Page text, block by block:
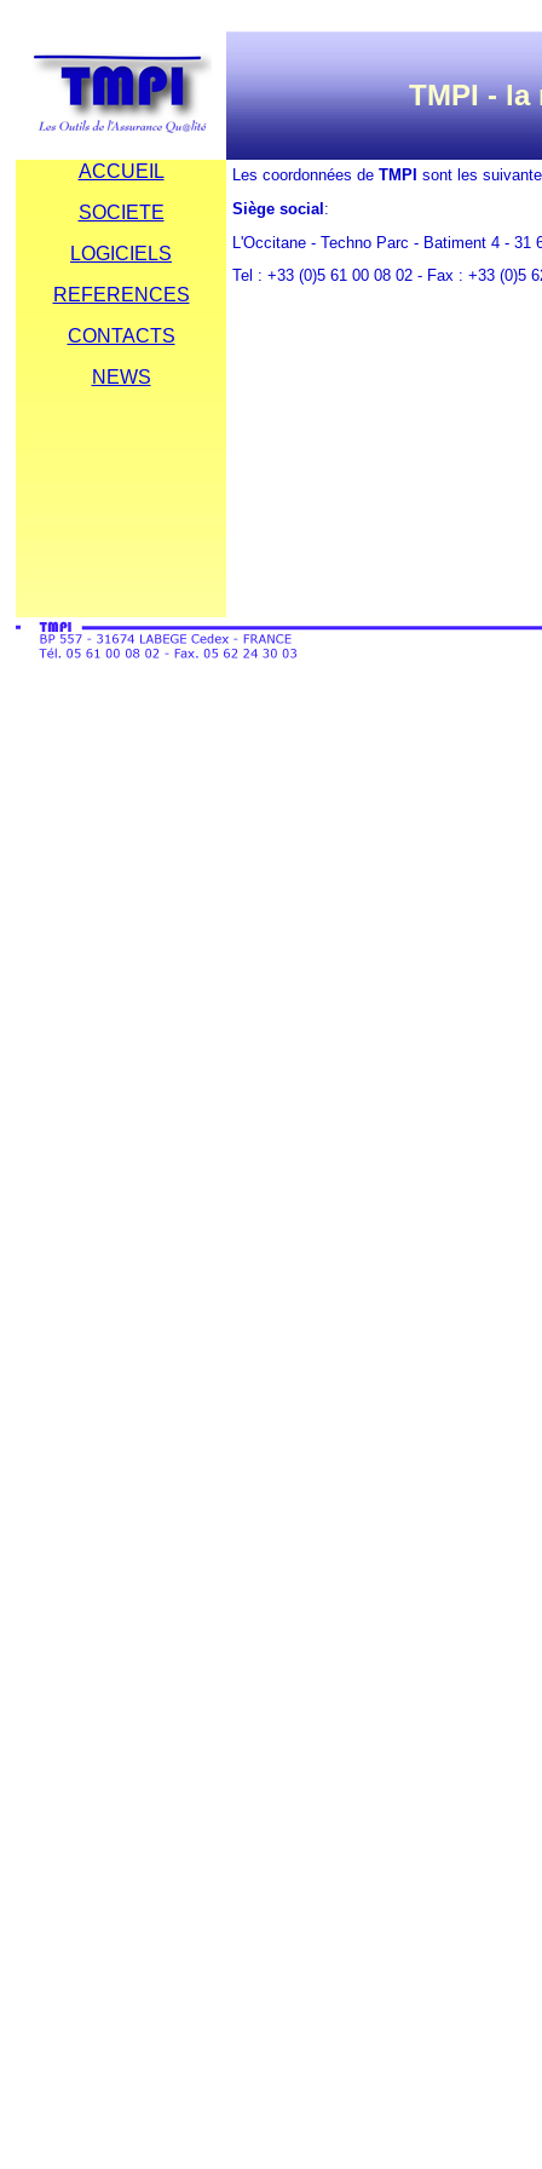
TMPI -
ACCUEIL
SOCIETE
LOGICIELS
REFERENCES
CONTACTS
NEWS
Les coordonnées de TMPI sont les
Siège social :
L'Occitane - Techno Parc - Batiment 4 - 31
Tel : +33 (0)5 61 00 08 02 - Fax : +33 (0)5